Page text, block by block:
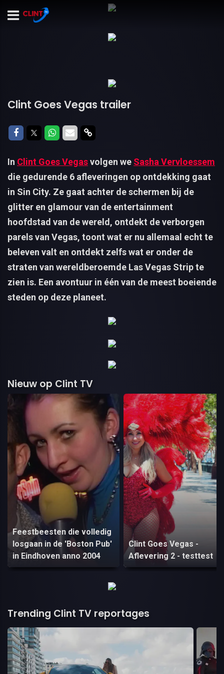
Clint Goes Vegas trailer
Delen op Facebook
Delen op Twitter
Delen op Whatsapp
Delen via Mail
Delen via link
In Clint Goes Vegasvolgen we Sasha Vervloessem
die gedurende 6 afleveringen op ontdekking gaat
in Sin City. Ze gaat achter de schermen bij de
glitter en glamour van de entertainment
hoofdstad van de wereld, ontdekt de verborgen
parels van Vegas, toont wat er nu allemaal echt te
beleven valt en ontdekt zelfs wat er onder de
straten van wereldberoemde Las Vegas Strip te
zien is. Een avontuur in één van de meest boeiende
steden op deze planeet.
Nieuw op Clint TV
Feestbeesten die volledig
losgaan in de 'Boston Pub'
in Eindhoven anno 2004
Clint Goes Vegas -
Aflevering 2 - testtest
Trending Clint TV reportages